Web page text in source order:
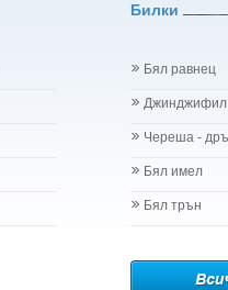
Билки
Бял равнец
Джинджифил
Череша -
Бял имел
Бял трън